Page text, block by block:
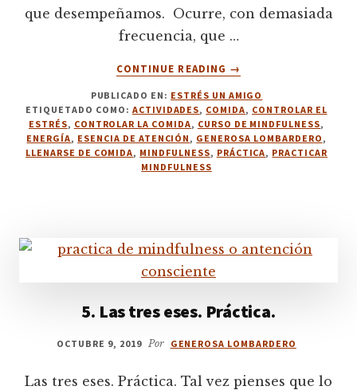
que desempeñamos. Ocurre, con demasiada
frecuencia, que …
CONTINUE READING
ACERCA
6.
¿COMES
O
TE
→
PUBLICADO EN: ESTRÉS UN AMIGO
ETIQUETADO COMO: ACTIVIDADES, COMIDA, CONTROLAR EL
ESTRÉS, CONTROLAR LA COMIDA, CURSO DE MINDFULNESS,
ENERGÍA, ESENCIA DE ATENCIÓN , GENEROSA LOMBARDERO ,
LLENARSE DE COMIDA, MINDFULNESS, PRÁCTICA, PRACTICAR
MINDFULNESS
5. Las tres eses. Práctica.
OCTUBRE 9, 2019 Por GENEROSA LOMBARDERO
Las tres eses. Práctica. Tal vez pienses que lo